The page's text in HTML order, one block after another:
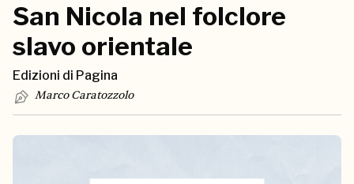
San Nicola nel folclore
slavo orientale
Edizioni di Pagina
Marco Caratozzolo